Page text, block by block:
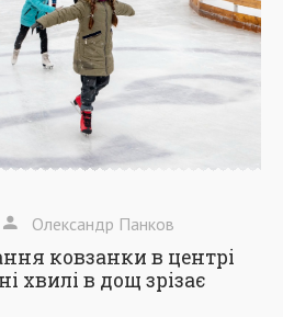
Олександр Панков
ковзанки в центрі
хвилі в дощ зрізає